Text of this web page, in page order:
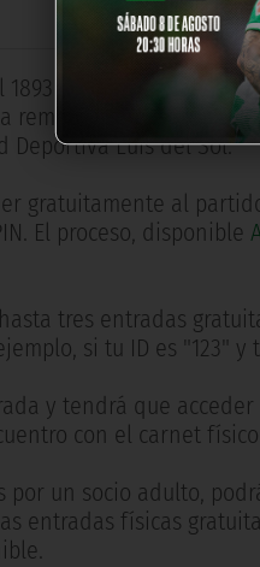
en la vuelta de la
en casa. El
Deportiva Luis del Sol.
gratuitamente al
El proceso, disponible
tres entradas
si tu ID es "123" y
y tendrá que
con el carnet
por un socio adulto,
entradas físicas